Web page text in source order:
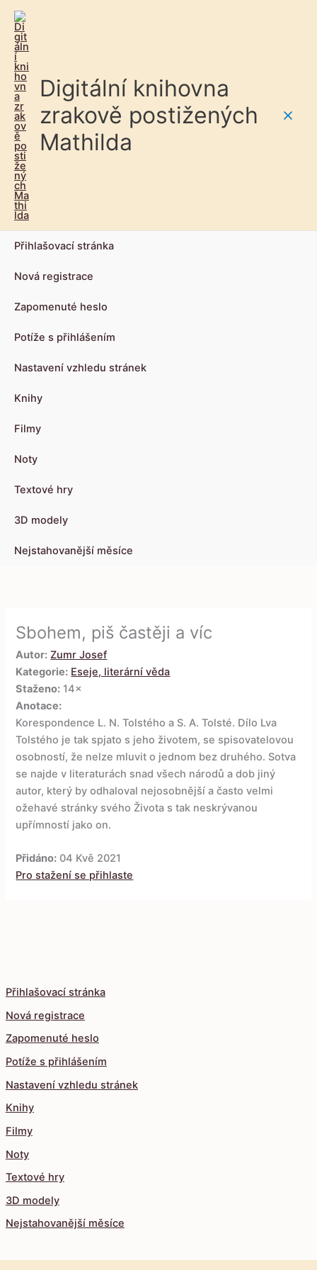
Digitální knihovna
zrakově postižených
Mathilda
Přihlašovací stránka
Nová registrace
Zapomenuté heslo
Potíže s přihlášením
Nastavení vzhledu stránek
Knihy
Filmy
Noty
Textové hry
3D modely
Nejstahovanější měsíce
Přihlašovací stránka
Nová registrace
Zapomenuté heslo
Potíže s přihlášením
Nastavení vzhledu stránek
Knihy
Filmy
Noty
Textové hry
3D modely
Nejstahovanější měsíce
Sbohem, piš častěji a víc
Autor: Zumr Josef
Kategorie: Eseje, literární věda
Staženo: 14×
Anotace:
Korespondence L. N. Tolstého a S. A. Tolsté. Dílo Lva
Tolstého je tak spjato s jeho životem, se spisovatelovou
osobností, že nelze mluvit o jednom bez druhého. Sotva
se najde v literaturách snad všech národů a dob jiný
autor, který by odhaloval nejosobnější a často velmi
ožehavé stránky svého Života s tak neskrývanou
upřímností jako on.
Přidáno: 04 Kvě 2021
Pro stažení se přihlaste